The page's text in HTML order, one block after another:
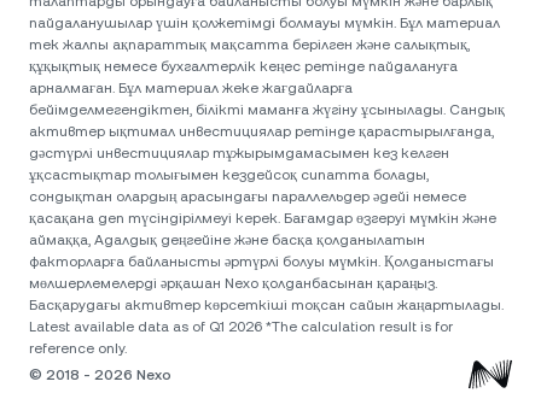
пайдаланушылар үшін қолжетімді болмауы мүмкін. Бұл материал
тек жалпы ақпараттық мақсатта берілген және салықтық,
құқықтық немесе бухгалтерлік кеңес ретінде пайдалануға
арналмаған. Бұл материал жеке жағдайларға
бейімделмегендіктен, білікті маманға жүгіну ұсынылады. Сандық
активтер ықтимал инвестициялар ретінде қарастырылғанда,
дәстүрлі инвестициялар тұжырымдамасымен кез келген
ұқсастықтар толығымен кездейсоқ сипатта болады,
сондықтан олардың арасындағы параллельдер әдейі немесе
қасақана деп түсіндірілмеуі керек. Бағамдар өзгеруі мүмкін және
аймаққа, Адалдық деңгейіне және басқа қолданылатын
факторларға байланысты әртүрлі болуы мүмкін. Қолданыстағы
мөлшерлемелерді әрқашан Nexo қолданбасынан қараңыз.
Басқарудағы активтер көрсеткіші тоқсан сайын жаңартылады.
Latest available data as of Q1 2026 *The calculation result is for
reference only.
© 2018 - 2026 Nexo